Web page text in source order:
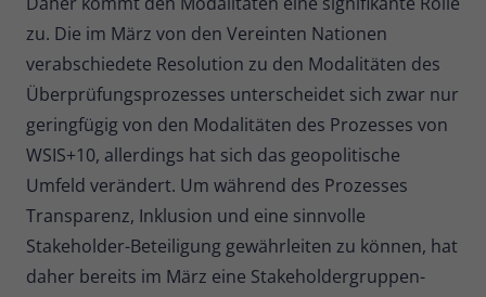
zu. Die im März von den Vereinten Nationen
verabschiedete Resolution zu den Modalitäten des
Überprüfungsprozesses unterscheidet sich zwar nur
geringfügig von den Modalitäten des Prozesses von
WSIS+10, allerdings hat sich das geopolitische
Umfeld verändert. Um während des Prozesses
Transparenz, Inklusion und eine sinnvolle
Stakeholder-Beteiligung gewährleiten zu können, hat
daher bereits im März eine Stakeholdergruppen-